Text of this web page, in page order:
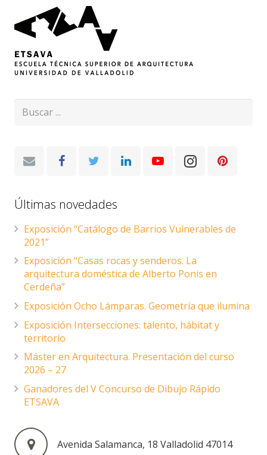
Últimas novedades
Exposición “Catálogo de Barrios Vulnerables de
2021”
Exposición “Casas rocas y senderos. La
arquitectura doméstica de Alberto Ponis en
Cerdeña”
Exposición Ocho Lámparas. Geometría que ilumina
Exposición Intersecciones: talento, hábitat y
territorio
Máster en Arquitectura. Presentación del curso
2026 – 27
Ganadores del V Concurso de Dibujo Rápido
ETSAVA
Avenida Salamanca, 18 Valladolid 47014